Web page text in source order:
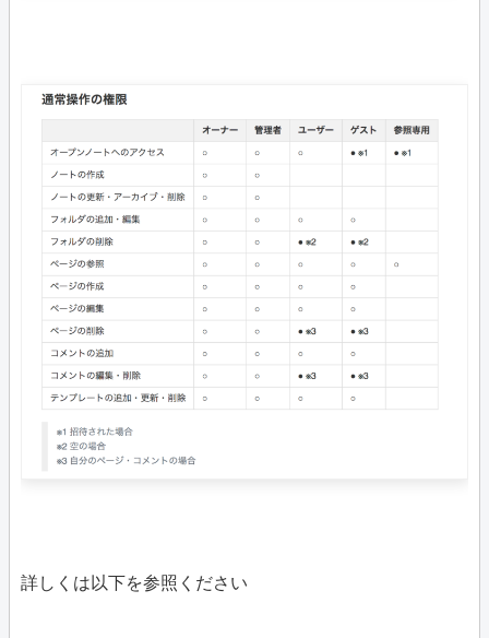
詳しくは以下を参照ください